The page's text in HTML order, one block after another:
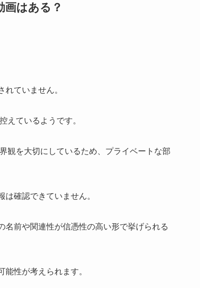
はある？
ていません。
えているようです。
観を大切にしているため、プライベートな部
確認できていません。
前や関連性が信憑性の高い形で挙げられる
性が考えられます。